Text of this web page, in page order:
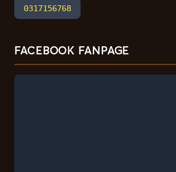
0317156768
FACEBOOK FANPAGE